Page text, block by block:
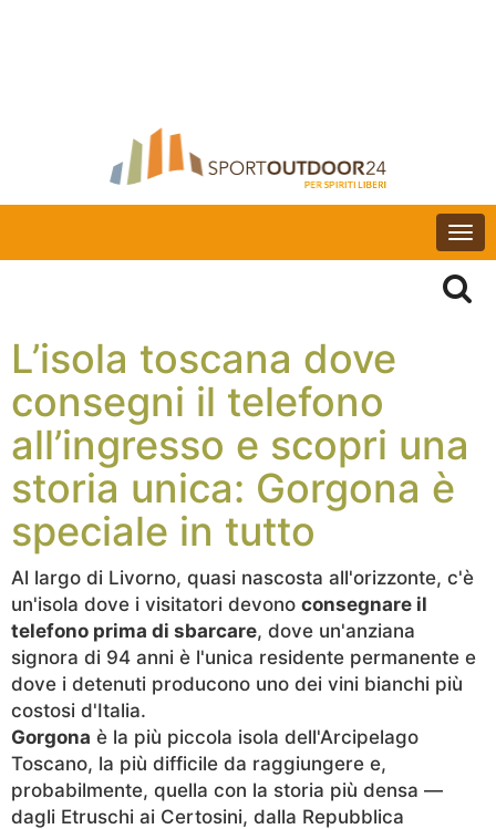
L’isola toscana dove
consegni il telefono
all’ingresso e scopri una
storia unica: Gorgona è
speciale in tutto
Al largo di Livorno, quasi nascosta all'orizzonte, c'è
un'isola dove i visitatori devono consegnare il
telefono prima di sbarcare, dove un'anziana
signora di 94 anni è l'unica residente permanente e
dove i detenuti producono uno dei vini bianchi più
costosi d'Italia.
Gorgona è la più piccola isola dell'Arcipelago
Toscano, la più difficile da raggiungere e,
probabilmente, quella con la storia più densa —
dagli Etruschi ai Certosini, dalla Repubblica